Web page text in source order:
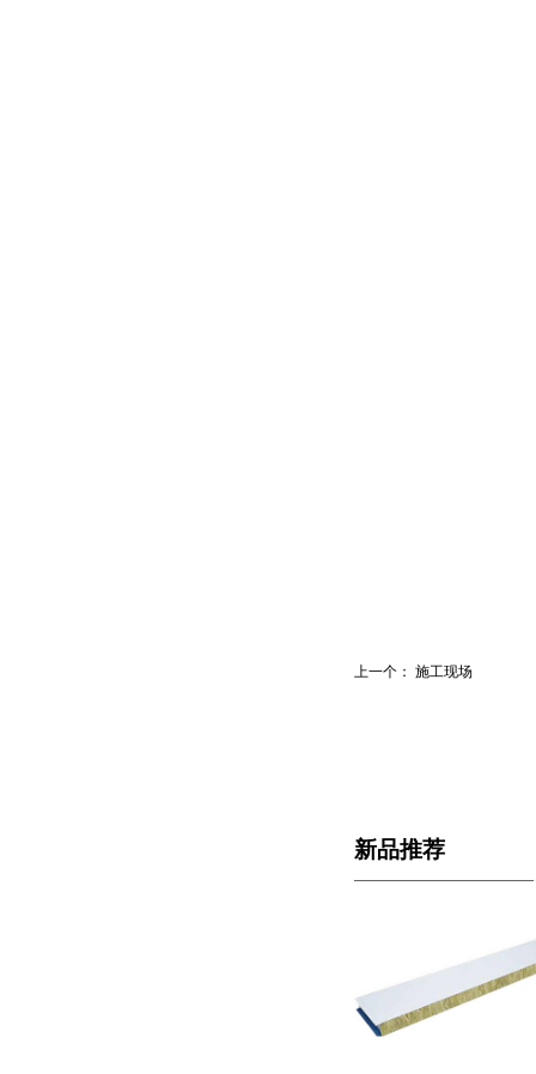
上一个： 施工现场
新品推荐